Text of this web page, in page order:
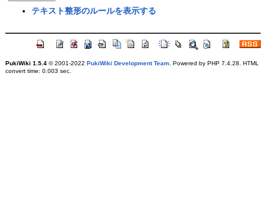
テキスト整形のルールを表示する
PukiWiki 1.5.4© 2001-2022 PukiWiki Development Team. Powered by PHP 7.4.28. HTML
convert time: 0.003 sec.